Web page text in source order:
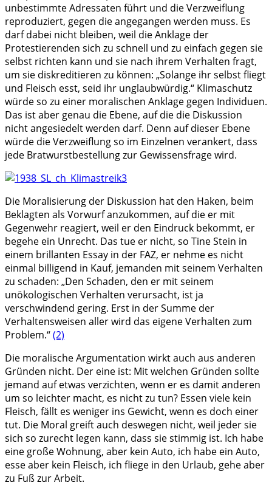
unbestimmte Adressaten führt und die Verzweiflung
reproduziert, gegen die angegangen werden muss. Es
darf dabei nicht bleiben, weil die Anklage der
Protestierenden sich zu schnell und zu einfach gegen sie
selbst richten kann und sie nach ihrem Verhalten fragt,
um sie diskreditieren zu können: „Solange ihr selbst fliegt
und Fleisch esst, seid ihr unglaubwürdig.“ Klimaschutz
würde so zu einer moralischen Anklage gegen Individuen.
Das ist aber genau die Ebene, auf die die Diskussion
nicht angesiedelt werden darf. Denn auf dieser Ebene
würde die Verzweiflung so im Einzelnen verankert, dass
jede Bratwurstbestellung zur Gewissensfrage wird.
Die Moralisierung der Diskussion hat den Haken, beim
Beklagten als Vorwurf anzukommen, auf die er mit
Gegenwehr reagiert, weil er den Eindruck bekommt, er
begehe ein Unrecht. Das tue er nicht, so Tine Stein in
einem brillanten Essay in der FAZ, er nehme es nicht
einmal billigend in Kauf, jemanden mit seinem Verhalten
zu schaden: „Den Schaden, den er mit seinem
unökologischen Verhalten verursacht, ist ja
verschwindend gering. Erst in der Summe der
Verhaltensweisen aller wird das eigene Verhalten zum
Problem.“(2)
Die moralische Argumentation wirkt auch aus anderen
Gründen nicht. Der eine ist: Mit welchen Gründen sollte
jemand auf etwas verzichten, wenn er es damit anderen
um so leichter macht, es nicht zu tun? Essen viele kein
Fleisch, fällt es weniger ins Gewicht, wenn es doch einer
tut. Die Moral greift auch deswegen nicht, weil jeder sie
sich so zurecht legen kann, dass sie stimmig ist. Ich habe
eine große Wohnung, aber kein Auto, ich habe ein Auto,
esse aber kein Fleisch, ich fliege in den Urlaub, gehe aber
zu Fuß zur Arbeit.